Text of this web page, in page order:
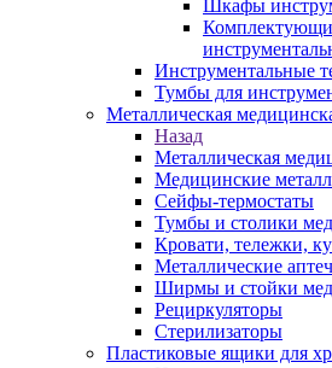
Шкафы
Инструментальные
Тумбы для
Металлическая
Назад
Металлическая
Медицинские
Сейфы-термостаты
Тумбы и столики
Кровати, тележки,
Металлические
Ширмы и стойки
Рециркуляторы
Стерилизаторы
Пластиковые ящики для